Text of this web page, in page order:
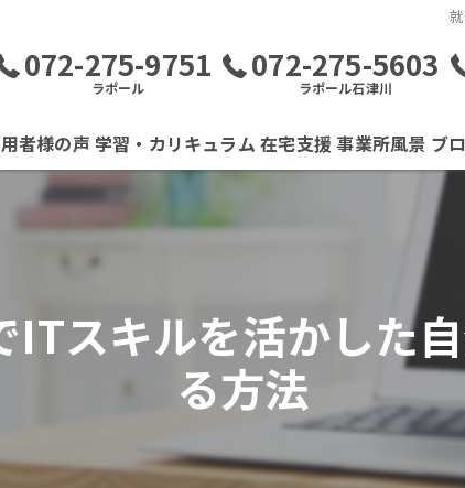
072-275-9751
ラポール
072-275-5603
ラポール石津川
者様の声 学習・カリキュラム 在宅支援 事業所風景 ブ
スキルを活かした
る方法